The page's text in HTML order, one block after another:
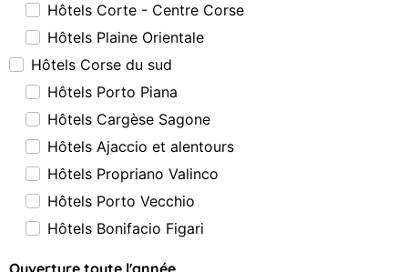
Hôtels Corte - Centre Corse
Hôtels Plaine Orientale
Hôtels Corse du sud
Hôtels Porto Piana
Hôtels Cargèse Sagone
Hôtels Ajaccio et alentours
Hôtels Propriano Valinco
Hôtels Porto Vecchio
Hôtels Bonifacio Figari